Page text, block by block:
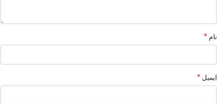
نام *
ایمیل *